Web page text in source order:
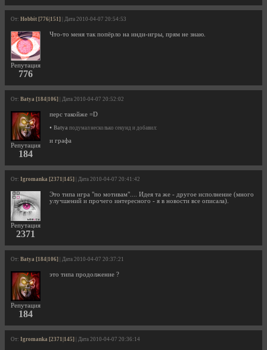
От: Hobbit [776|151] | Дата 2010-04-07 20:54:53
Репутация
776
Что-то меня так попёрло на инди-игры, прям не знаю.
От: Batya [184|106] | Дата 2010-04-07 20:52:02
Репутация
184
перс такойже =D
• Batya подумал несколько секунд и добавил:
и графа
От: Igromanka [2371|145] | Дата 2010-04-07 20:41:42
Репутация
2371
Это типа игра "по мотивам".... Идея та же - другое исполнение (много
улучшений и прочего интересного - я в новости все описала).
От: Batya [184|106] | Дата 2010-04-07 20:37:21
Репутация
184
это типа продолжение ?
От: Igromanka [2371|145] | Дата 2010-04-07 20:36:14